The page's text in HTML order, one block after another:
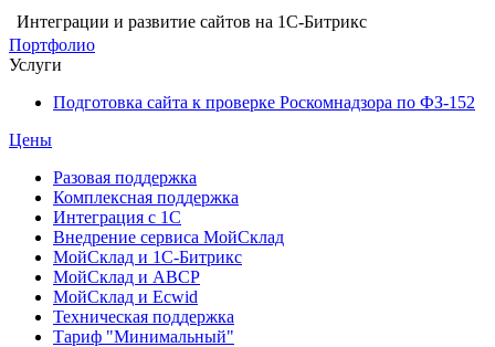
Интеграции и развитие сайтов на 1С-Битрикс
Портфолио
Услуги
Подготовка сайта к проверке Роскомнадзора по ФЗ-152
Цены
Разовая поддержка
Комплексная поддержка
Интеграция с 1С
Внедрение сервиса МойСклад
МойСклад и 1С-Битрикс
МойСклад и ABCP
МойСклад и Ecwid
Техническая поддержка
Тариф "Минимальный"